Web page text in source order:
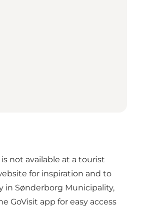
not available at a tourist
for inspiration and to
in Sønderborg Municipality,
GoVisit app for easy access